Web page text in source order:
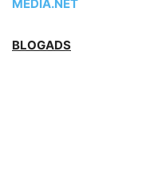
MEDIA.NET
BLOGADS